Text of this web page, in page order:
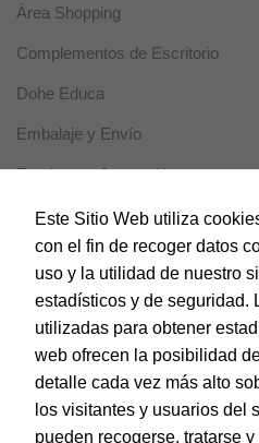
Área Shopping
Complementos de Escritorio
Dohe Educa
Embalaje y Envío
Escritura y Corrección
Horeca
Magic Box
Material Escolar
Notebooks
Papel y Manipulados
Protección y Presentación
Este Sitio Web utiliza
con el fin de recoger datos
uso y la utilidad de nuestro
estadísticos y de seguridad.
utilizadas para obtener
web ofrecen la posibilidad
detalle cada vez más alto
los visitantes y usuarios del
pueden recogerse, tratarse